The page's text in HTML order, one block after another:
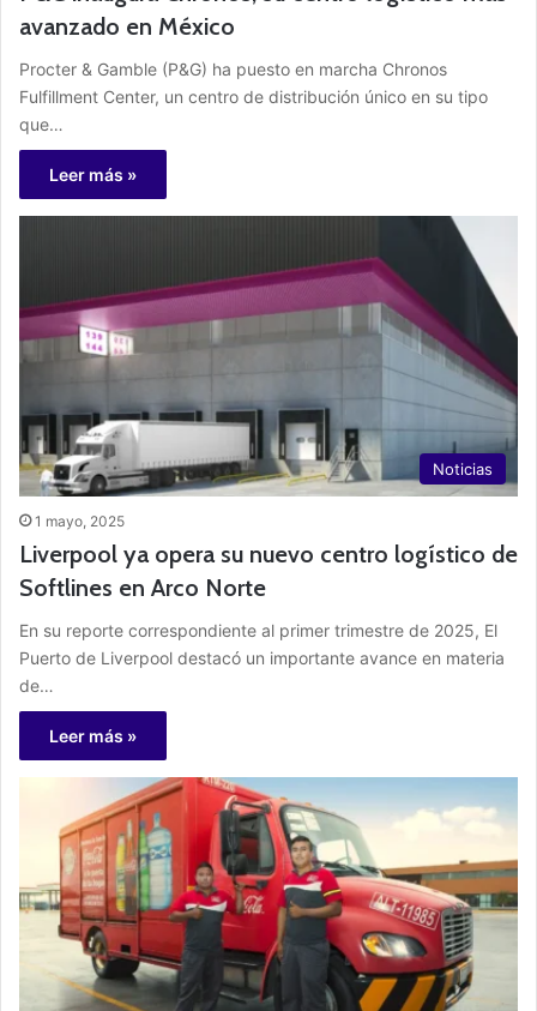
avanzado en México
Procter & Gamble (P&G) ha puesto en marcha Chronos
Fulfillment Center, un centro de distribución único en su tipo
que…
Leer más »
Noticias
1 mayo, 2025
Liverpool ya opera su nuevo centro logístico de
Softlines en Arco Norte
En su reporte correspondiente al primer trimestre de 2025, El
Puerto de Liverpool destacó un importante avance en materia
de…
Leer más »